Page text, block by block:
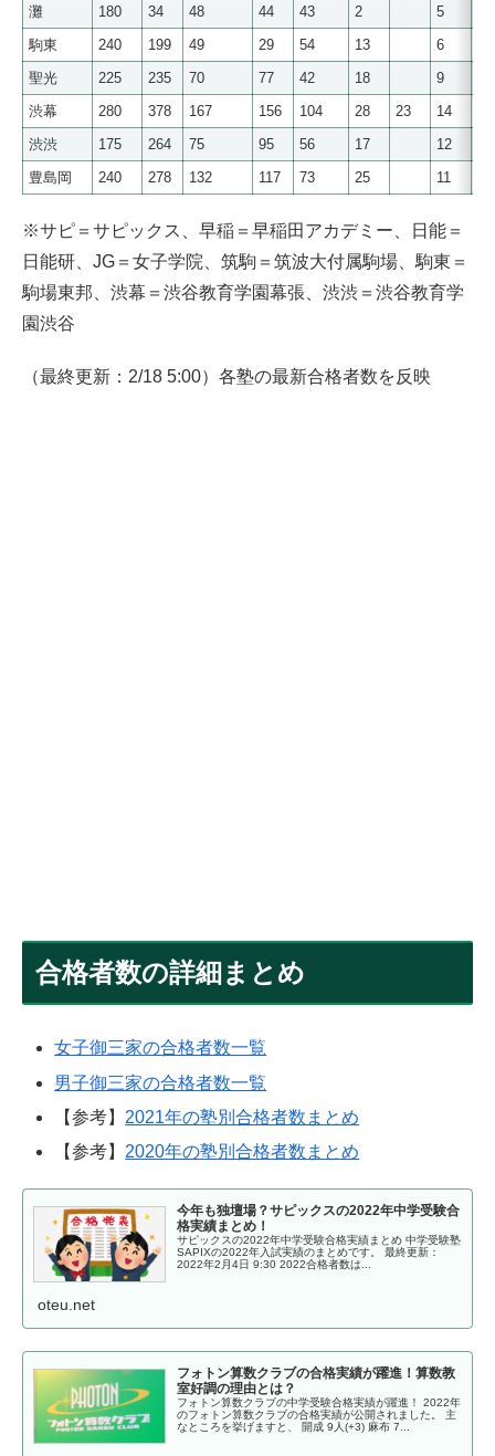
灘
180 34 48 44 43 2
5
駒東
240 199 49 29 54 13 6
聖光
225 235 70 77 42 18 9
渋幕
280 378 167 156 104 28 23 14
渋渋
175 264 75 95 56 17 12
豊島岡
240 278 132 117 73 25 11
※サピ＝サピックス、早稲＝早稲田アカデミー、日能＝
日能研、JG＝女子学院、筑駒＝筑波大付属駒場、駒東＝
駒場東邦、渋幕＝渋谷教育学園幕張、渋渋＝渋谷教育学
園渋谷
（最終更新：2/18 5:00）各塾の最新合格者数を反映
合格者数の詳細まとめ
女子御三家の合格者数一覧
男子御三家の合格者数一覧
【参考】 2021年の塾別合格者数まとめ
【参考】 2020年の塾別合格者数まとめ
今年も独壇場？サピックスの2022年中学受験合
格実績まとめ！
サピックスの2022年中学受験合格実績まとめ 中学受験塾
SAPIXの2022年入試実績のまとめです。 最終更新：
2022年2月4日 9:30 2022合格者数は...
oteu.net
フォトン算数クラブの合格実績が躍進！算数教
室好調の理由とは？
フォトン算数クラブの中学受験合格実績が躍進！ 2022年
のフォトン算数クラブの合格実績が公開されました。 主
なところを挙げますと、 開成 9人(+3) 麻布 7...